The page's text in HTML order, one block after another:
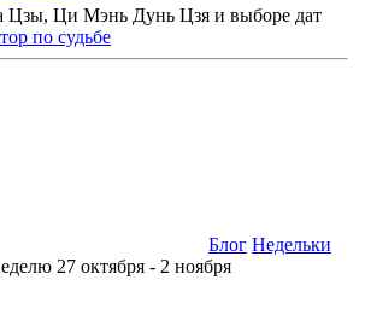
Цзы, Ци Мэнь Дунь Цзя и выборе дат
Блог Недельки
27 октября - 2 ноября